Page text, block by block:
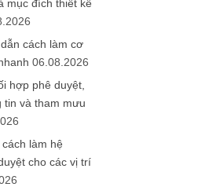
mục đích thiết kế
cách làm cơ
06.08.2026
hợp phê duyệt,
tin và tham mưu
làm hệ
cho các vị trí